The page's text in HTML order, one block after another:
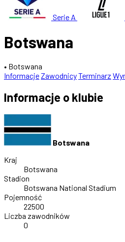
Serie A
Botswana
• Botswana
InformacjeZawodnicyTerminarz
Informacje o klubie
Botswana
Kraj
Botswana
Stadion
Botswana National Stadium
Pojemność
22500
Liczba zawodników
0